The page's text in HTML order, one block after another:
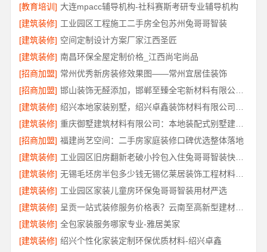
[教育培训] 大连mpacc辅导机构-社科赛斯考研专业辅导机构
[建筑装修] 工业园区工程施工二手房全包苏州兔哥哥智装
[建筑装修] 空间定制设计方案厂家江西圣匠
[建筑装修] 南昌环保全屋定制价格_江西尚宅尚品
[招商加盟] 常州优秀新房装修效果图——常州宜居佳装饰
[招商加盟]
邯山装饰无醛添加，邯郸至臻全宅新材料有限公司源头环保
[建筑装修]
[建筑装修]
重庆御墅建筑材料有限公司：本地装配式别墅建造零增项
[招商加盟] 福建尚艺空间：二手房家庭装修口碑优选整体落地
[建筑装修]
工业园区旧房翻新老破小拎包入住兔哥哥智装快速交付
[建筑装修]
无锡毛坯房半包多少钱无锡亿莱居装饰工程材料有限公司
[建筑装修] 工业园区家装儿童房环保兔哥哥智装用材严选
[建筑装修]
呈贡一站式装修服务价格表？云南至高新型建材有限公司闭口合同无增项
[建筑装修] 全包家装服务哪家专业-雅居美家
[建筑装修] 绍兴个性化家装定制环保优质材料-绍兴卓鑫